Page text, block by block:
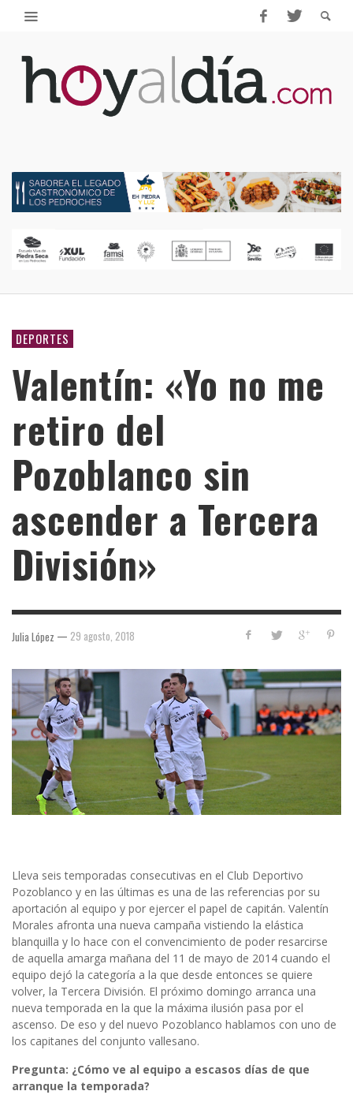
DEPORTES
Valentín: «Yo no me
retiro del
Pozoblanco sin
ascender a Tercera
División»
Julia López — 29 agosto, 2018
Lleva seis temporadas consecutivas en el Club Deportivo
Pozoblanco y en las últimas es una de las referencias por su
aportación al equipo y por ejercer el papel de capitán. Valentín
Morales afronta una nueva campaña vistiendo la elástica
blanquilla y lo hace con el convencimiento de poder resarcirse
de aquella amarga mañana del 11 de mayo de 2014 cuando el
equipo dejó la categoría a la que desde entonces se quiere
volver, la Tercera División. El próximo domingo arranca una
nueva temporada en la que la máxima ilusión pasa por el
ascenso. De eso y del nuevo Pozoblanco hablamos con uno de
los capitanes del conjunto vallesano.
Pregunta: ¿Cómo ve al equipo a escasos días de que
arranque la temporada?